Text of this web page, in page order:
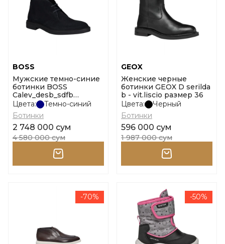
BOSS
Мужские темно-синие
ботинки BOSS
Calev_desb_sdfb
10262618 01 размер 41
Цвета:
Темно-синий
Ботинки
2 748 000 сум
4 580 000 сум
GEOX
Женские черные
ботинки GEOX D serilda
b - vit.liscio размер 36
Цвета:
Черный
Ботинки
596 000 сум
1 987 000 сум
-70% -50%